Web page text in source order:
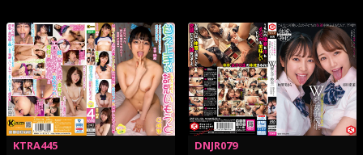
KTRA445 DNJR079